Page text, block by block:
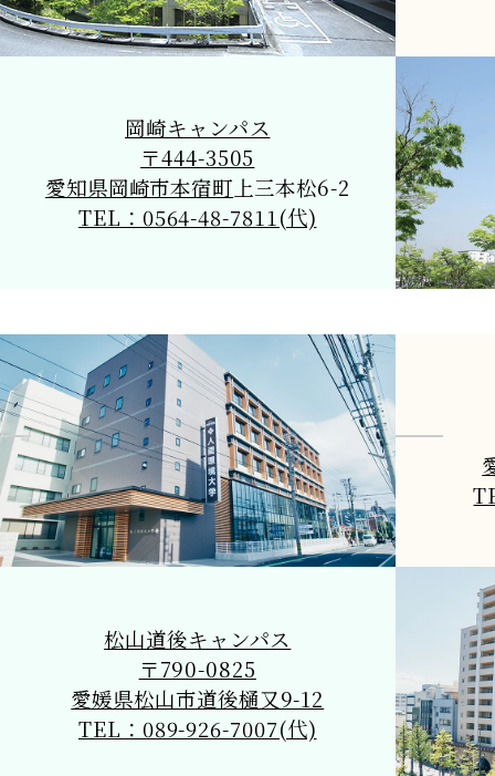
岡崎キャンパス
〒444-3505
愛知県岡崎市本宿町 上三本松6-2
TEL：0564-48-7811(代)
松山道後キャンパス
〒790-0825
愛媛県松山市道後樋又9-12
TEL：089-926-7007(代)